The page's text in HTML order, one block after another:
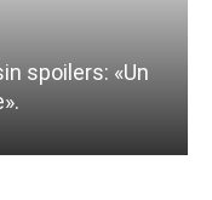
spoilers: «Un